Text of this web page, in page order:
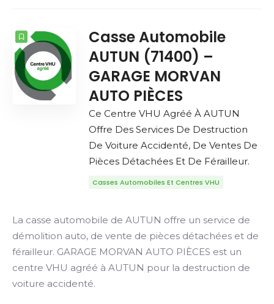
Casse Automobile
AUTUN (71400) –
GARAGE MORVAN
AUTO PIÈCES
Ce Centre VHU Agréé À AUTUN
Offre Des Services De Destruction
De Voiture Accidenté, De Ventes De
Pièces Détachées Et De Férailleur.
Casses Automobiles Et Centres VHU
La casse automobile de AUTUN offre un service de
démolition auto, de vente de pièces détachées et de
férailleur. GARAGE MORVAN AUTO PIÈCES est un
centre VHU agréé à AUTUN pour la destruction de
voiture accidenté.